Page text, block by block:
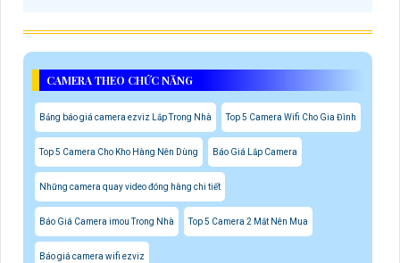
CAMERA THEO CHỨC NĂNG
Bảng báo giá camera ezviz Lắp Trong Nhà Top 5 Camera Wifi Cho Gia Đình
Top 5 Camera Cho Kho Hàng Nên Dùng Báo Giá Lắp Camera
Những camera quay video đóng hàng chi tiết
Báo Giá Camera imou Trong Nhà Top 5 Camera 2 Mắt Nên Mua
Báo giá camera wifi ezviz